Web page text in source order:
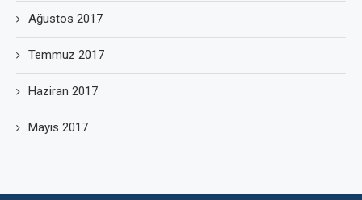
Ağustos 2017
Temmuz 2017
Haziran 2017
Mayıs 2017